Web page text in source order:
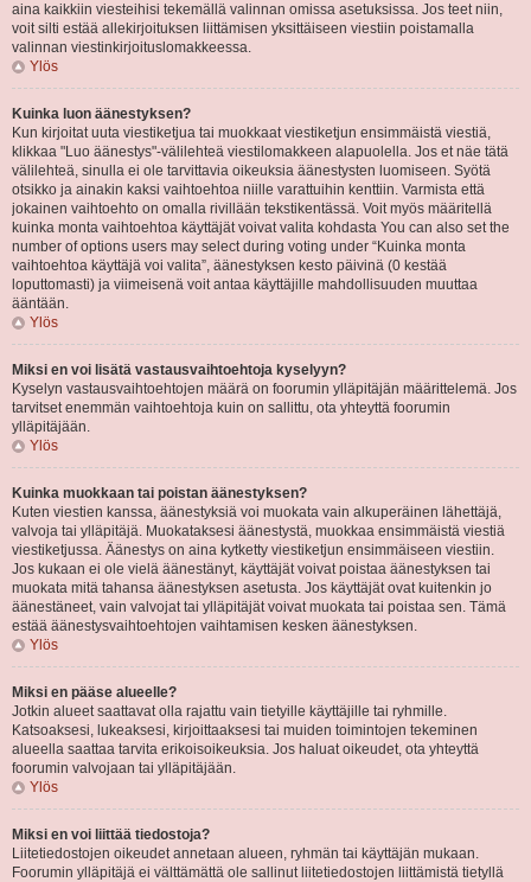
aina kaikkiin viesteihisi tekemällä valinnan omissa asetuksissa. Jos teet niin,
voit silti estää allekirjoituksen liittämisen yksittäiseen viestiin poistamalla
valinnan viestinkirjoituslomakkeessa.
Ylös
Kuinka luon äänestyksen?
Kun kirjoitat uuta viestiketjua tai muokkaat viestiketjun ensimmäistä viestiä,
klikkaa "Luo äänestys"-välilehteä viestilomakkeen alapuolella. Jos et näe tätä
välilehteä, sinulla ei ole tarvittavia oikeuksia äänestysten luomiseen. Syötä
otsikko ja ainakin kaksi vaihtoehtoa niille varattuihin kenttiin. Varmista että
jokainen vaihtoehto on omalla rivillään tekstikentässä. Voit myös määritellä
kuinka monta vaihtoehtoa käyttäjät voivat valita kohdasta You can also set the
number of options users may select during voting under “Kuinka monta
vaihtoehtoa käyttäjä voi valita”, äänestyksen kesto päivinä (0 kestää
loputtomasti) ja viimeisenä voit antaa käyttäjille mahdollisuuden muuttaa
ääntään.
Ylös
Miksi en voi lisätä vastausvaihtoehtoja kyselyyn?
Kyselyn vastausvaihtoehtojen määrä on foorumin ylläpitäjän määrittelemä. Jos
tarvitset enemmän vaihtoehtoja kuin on sallittu, ota yhteyttä foorumin
ylläpitäjään.
Ylös
Kuinka muokkaan tai poistan äänestyksen?
Kuten viestien kanssa, äänestyksiä voi muokata vain alkuperäinen lähettäjä,
valvoja tai ylläpitäjä. Muokataksesi äänestystä, muokkaa ensimmäistä viestiä
viestiketjussa. Äänestys on aina kytketty viestiketjun ensimmäiseen viestiin.
Jos kukaan ei ole vielä äänestänyt, käyttäjät voivat poistaa äänestyksen tai
muokata mitä tahansa äänestyksen asetusta. Jos käyttäjät ovat kuitenkin jo
äänestäneet, vain valvojat tai ylläpitäjät voivat muokata tai poistaa sen. Tämä
estää äänestysvaihtoehtojen vaihtamisen kesken äänestyksen.
Ylös
Miksi en pääse alueelle?
Jotkin alueet saattavat olla rajattu vain tietyille käyttäjille tai ryhmille.
Katsoaksesi, lukeaksesi, kirjoittaaksesi tai muiden toimintojen tekeminen
alueella saattaa tarvita erikoisoikeuksia. Jos haluat oikeudet, ota yhteyttä
foorumin valvojaan tai ylläpitäjään.
Ylös
Miksi en voi liittää tiedostoja?
Liitetiedostojen oikeudet annetaan alueen, ryhmän tai käyttäjän mukaan.
Foorumin ylläpitäjä ei välttämättä ole sallinut liitetiedostojen liittämistä tietyllä